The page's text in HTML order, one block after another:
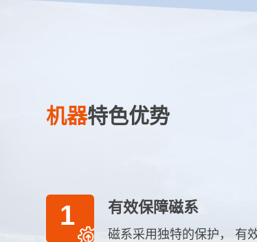
机器特色优势
1 有效保障磁系
磁系采用独特的保护， 有